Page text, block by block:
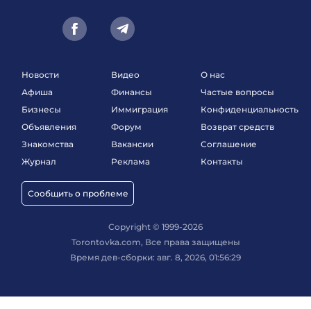
Новости
Афиша
Бизнесы
Объявления
Знакомства
Журнал
Сообщить о проблеме
Видео
Финансы
Иммиграция
Форум
Вакансии
Реклама
О нас
Частые вопросы
Конфиденциальность
Возврат средств
Соглашение
Контакты
Copyright © 1999-2026
Torontovka.com, Все права защищены
Время дев-сборки: авг. 8, 2026, 01:56:29